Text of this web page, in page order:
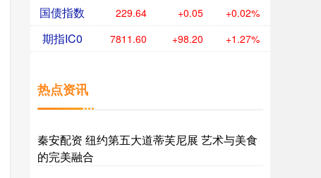
国债指数 229.64 +0.05 +0.02%
期指IC0 7811.60 +98.20 +1.27%
热点资讯
秦安配资 纽约第五大道蒂芙尼展 艺术与美食
的完美融合